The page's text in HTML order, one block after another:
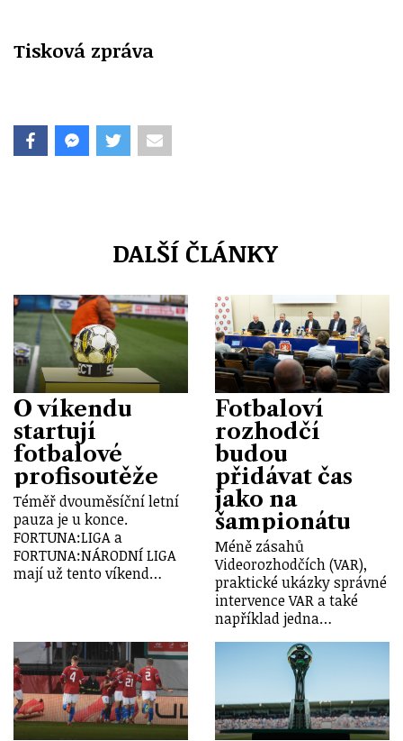
Tisková zpráva
DALŠÍ ČLÁNKY
O víkendu
startují
fotbalové
profisoutěže
Téměř dvouměsíční letní
pauza je u konce.
FORTUNA:LIGA a
FORTUNA:NÁRODNÍ LIGA
mají už tento víkend…
Fotbaloví
rozhodčí
budou
přidávat čas
jako na
šampionátu
Méně zásahů
Videorozhodčích (VAR),
praktické ukázky správné
intervence VAR a také
například jedna…